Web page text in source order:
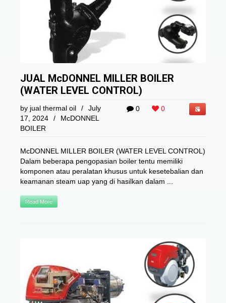
JUAL McDONNEL MILLER BOILER
(WATER LEVEL CONTROL)
0 0
by jual thermal oil /
July
17, 2024
/
McDONNEL
BOILER
McDONNEL MILLER BOILER (WATER LEVEL CONTROL)
Dalam beberapa pengopasian boiler tentu memiliki
komponen atau peralatan khusus untuk kesetebalian dan
keamanan steam uap yang di hasilkan dalam ...
Read More